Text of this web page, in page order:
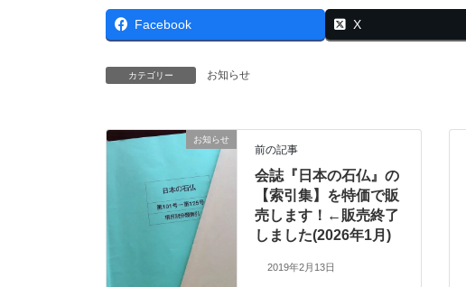
Facebook X
カテゴリー お知らせ
お知らせ
前の記事
会誌『日本の石仏』の
【索引集】を特価で販
売します！←販売終了
しました(2026年1月)
2019年2月13日